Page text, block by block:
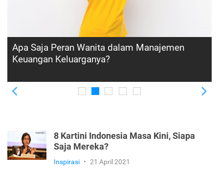
Ada Aturan NPWP Bagi Wanita yang Sudah
Menikah, Ini Rinciannya
8 Kartini Indonesia Masa Kini, Siapa
Saja Mereka?
Inspirasi • 21 April 2021